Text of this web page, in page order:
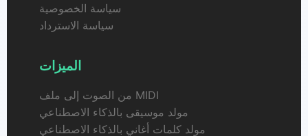
سياسة الخصوصية
سياسة الاسترداد
الميزات
من الصوت إلى ملف MIDI
مولد موسيقى بالذكاء الاصطناعي
مولد كلمات أغاني بالذكاء الاصطناعي